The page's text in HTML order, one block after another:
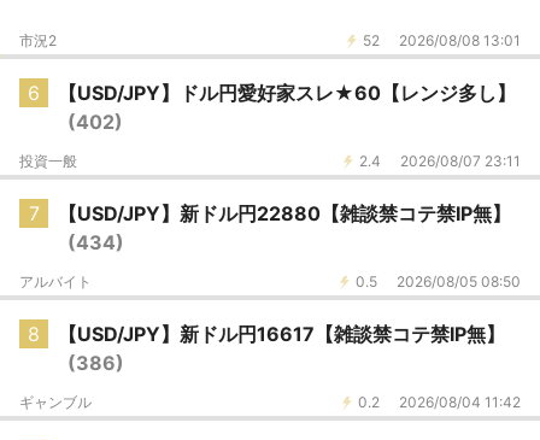
52 2026/08/08 13:01
市況2
6
【USD/JPY】ドル円愛好家スレ★60【レンジ多し】
(402)
2.4 2026/08/07 23:11
投資一般
7
【USD/JPY】新ドル円22880【雑談禁コテ禁IP無】
(434)
0.5 2026/08/05 08:50
アルバイト
8
【USD/JPY】新ドル円16617【雑談禁コテ禁IP無】
(386)
0.2 2026/08/04 11:42
ギャンブル